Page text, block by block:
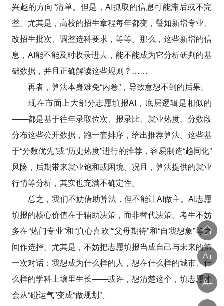
兴趣的方向”清单。但是，AI抓取的信息可能滞后或不完
整。尤其是，高校的招生章程每年都变，譬如新增专业、
改招生批次、调整选科要求，等等。那么，这些新增的信
息，AI能不能及时收录进去，能不能成为它分析研判的基
础数据，并且正确解读这些规则？……
再者，算法本身难免“内卷”，导致意想不到的后果。
现在市面上大部分志愿填报AI，底层逻辑是相似的
——都是基于往年录取位次、报录比、就业热度、分数段
分布这些公开数据，跑一套排序，给出推荐算法。这些基
于“分数优先”或“历史热度”进行的推荐，容易制造“趋同化”
风险，后期带来就业饱和或困境。况且，算法提供的就业
行情等分析，其实也充满不确定性。
总之，我们不妨借助算法，但不能让AI做主。AI志愿
填报的核心价值在于辅助决策，而非替代决策。考生不妨
多在“热门专业”和“真心喜欢”“父母期待”和“自我想象”等之
间作选择。尤其是，不妨把志愿填报当成自己与未来的第
一次对话：我想成为什么样的人，想在什么样的城市、什
么样的学科土壤里生长——或许，想清楚这个，填志愿才
会从“碰运气”变成“做规划”。